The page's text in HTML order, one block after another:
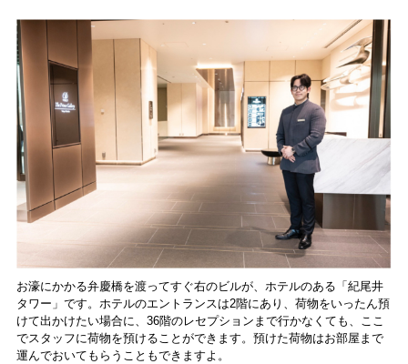
お濠にかかる弁慶橋を渡ってすぐ右のビルが、ホテルのある「紀尾井
タワー」です。ホテルのエントランスは2階にあり、荷物をいったん預
けて出かけたい場合に、36階のレセプションまで行かなくても、ここ
でスタッフに荷物を預けることができます。預けた荷物はお部屋まで
運んでおいてもらうこともできますよ。